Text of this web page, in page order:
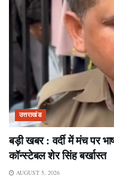
उत्तराखंड
बड़ी खबर : वर्दी में मंच पर
कॉन्स्टेबल शेर सिंह बर्खास्त
AUGUST 5, 2026